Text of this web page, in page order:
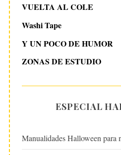
VUELTA AL COLE
Washi Tape
Y UN POCO DE HUMOR
ZONAS DE ESTUDIO
ESPECIAL
Manualidades Halloween para